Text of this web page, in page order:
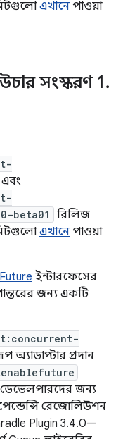
এখানে পাওয়া
সংস্করণ 1.
এবং
beta01
রিলিজ
এখানে পাওয়া
ইন্টারফেসের
জন্য একটি
অ্যাডাপ্টার প্রদান
ডেভেলপারদের জন্য
রেজোলিউশন
Plugin 3.4.0—